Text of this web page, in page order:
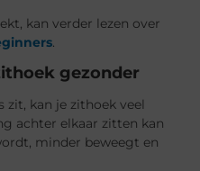
kan verder lezen over
.
gezonder
kan je zithoek veel
achter elkaar zitten kan
minder beweegt en